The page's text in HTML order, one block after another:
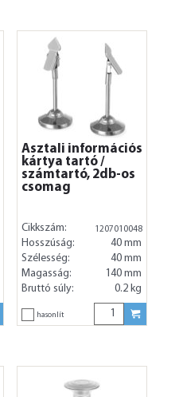
Asztali információs
kártya tartó /
számtartó, 2db-os
csomag
Cikkszám: 1207010048
Hosszúság:
40 mm
Szélesség:
40 mm
Magasság:
140 mm
Bruttó súly:
0.2 kg
hasonlít